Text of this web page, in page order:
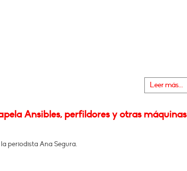
Leer más...
Ansibles, perfildores y otras máquinas
periodista Ana Segura.